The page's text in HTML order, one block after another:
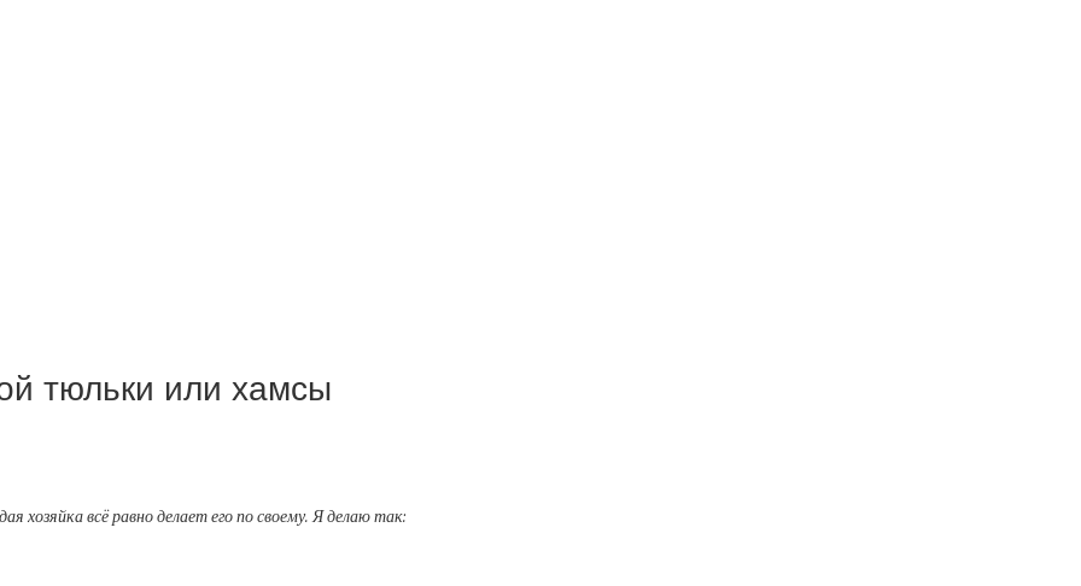
тюльки или хамсы
хозяйка всё равно делает его по своему. Я делаю так: